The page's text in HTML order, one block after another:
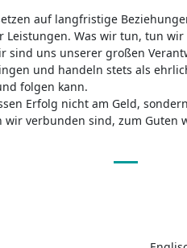
setzen auf langfristige
Leistungen. Was wir tun, tun
sind uns unserer großen
und handeln stets als
folgen kann.
Erfolg nicht am Geld,
wir verbunden sind, zum Guten